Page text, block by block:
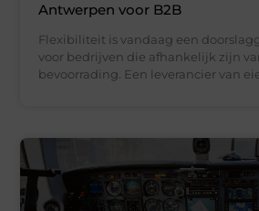
Antwerpen voor B2B
Flexibiliteit is vandaag een
voor bedrijven die afhankelijk zijn
bevoorrading. Een leverancier van